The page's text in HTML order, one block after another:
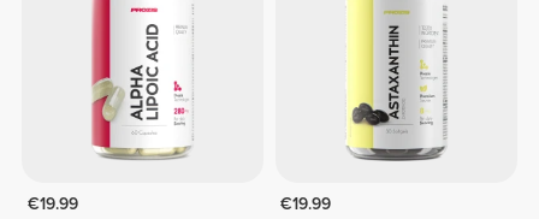
€19.99
€19.99